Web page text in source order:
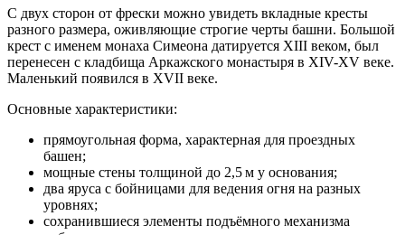
С двух сторон от фрески можно увидеть вкладные кресты
разного размера, оживляющие строгие черты башни. Большой
крест с именем монаха Симеона датируется XIII веком, был
перенесен с кладбища Аркажского монастыря в XIV-XV веке.
Маленький появился в XVII веке.
Основные характеристики:
прямоугольная форма, характерная для проездных
башен;
мощные стены толщиной до 2,5 м у основания;
два яруса с бойницами для ведения огня на разных
уровнях;
сохранившиеся элементы подъёмного механизма